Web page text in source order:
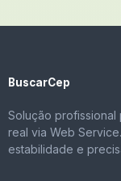
BuscarCep
Solução profissional
real via Web
estabilidade e